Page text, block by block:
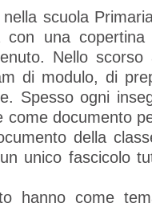
scuola
con una
Nello scorso
di modulo, di
Spesso ogni
come documento
della
unico fascicolo
hanno come